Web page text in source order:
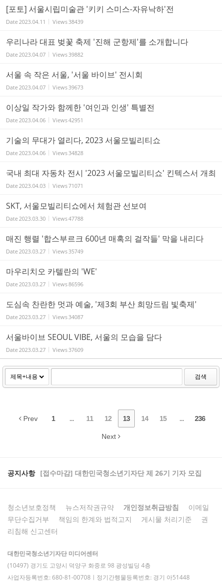
[포토] 서울시립미술관 '키키 스미스-자유낙하'전
Date 2023.04.11 Views 38439
우리나라 대표 벚꽃 축제 '진해 군항제'를 소개합니다
Date 2023.04.07 Views 39882
서울 속 작은 서울, '서울 바이브' 전시회
Date 2023.04.07 Views 39673
이상일 작가와 함께한 '여인과 인생' 특별전
Date 2023.04.06 Views42951
기술의 무대가 열리다, 2023 서울모빌리티쇼
Date 2023.04.06 Views 34828
국내 최대 자동차 전시 '2023 서울모빌리티쇼' 킨텍스서 개최
Date 2023.04.03 Views71071
SKT, 서울모빌리티쇼에서 체험관 선보여
Date 2023.03.30 Views47788
매진 행렬 '합스부르크 600년 매혹의 걸작들' 막을 내리다
Date 2023.03.27 Views 35749
마우리치오 카텔란의 'WE'
Date 2023.03.27 Views86596
도심속 찬란한 멋과 예술, '제3회 부산 희망드림 빛축제'
Date 2023.03.27 Views 34087
서울바이브 SEOUL VIBE, 서울의 모습을 담다
Date 2023.03.27 Views 37609
검색
Prev 1 ... 11 12 13 14 15 ... 236
Next
공지사항 [접수마감] 대한민국청소년기자단 제 26기 기자 모집
청소년보호정책 뉴스저작권규약 개인정보취급방침
이메일
무단수집거부
책임의 한계와 법적고지 게시물 처리기준
권
리침해 신고센터
대한민국청소년기자단 미디어센터
(10497) 경기도 고양시 덕양구 화중로 98 광성빌딩 4층
사업자등록번호: 680-81-00708ㅣ정기간행물등록번호: 경기 아51448